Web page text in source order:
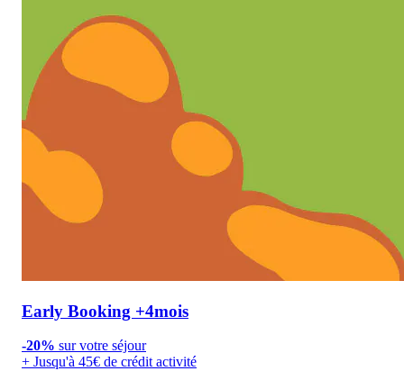
Early Booking +4mois
-20% sur votre séjour
+ Jusqu'à 45€ de crédit activité